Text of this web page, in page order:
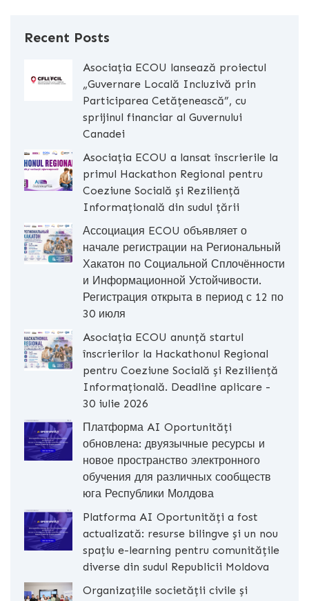
Recent Posts
Asociația ECOU lansează proiectul
„Guvernare Locală Incluzivă prin
Participarea Cetățenească”, cu
sprijinul financiar al Guvernului
Canadei
Asociația ECOU a lansat înscrierile la
primul Hackathon Regional pentru
Coeziune Socială și Reziliență
Informațională din sudul țării
Ассоциация ECOU объявляет о
начале регистрации на Региональный
Хакатон по Социальной Сплочённости
и Информационной Устойчивости.
Регистрация открыта в период с 12 по
30 июля
Asociația ECOU anunță startul
înscrierilor la Hackathonul Regional
pentru Coeziune Socială și Reziliență
Informațională. Deadline aplicare -
30 iulie 2026
Платформа AI Oportunități
обновлена: двуязычные ресурсы и
новое пространство электронного
обучения для различных сообществ
юга Республики Молдова
Platforma AI Oportunități a fost
actualizată: resurse bilingve și un nou
spațiu e-learning pentru comunitățile
diverse din sudul Republicii Moldova
Organizațiile societății civile și